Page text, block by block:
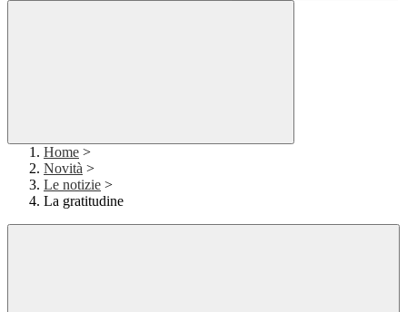
Home >
Novità >
Le notizie >
La gratitudine